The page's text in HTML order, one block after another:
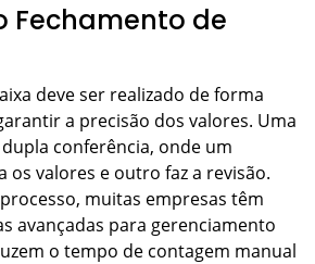
Fechamento de
deve ser realizado de forma
a precisão dos valores. Uma
conferência, onde um
valores e outro faz a revisão.
muitas empresas têm
avançadas para gerenciamento
o tempo de contagem manual